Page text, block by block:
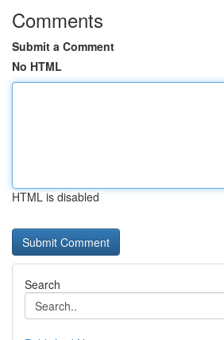
Comments
Submit a Comment
No HTML
HTML is disabled
Search